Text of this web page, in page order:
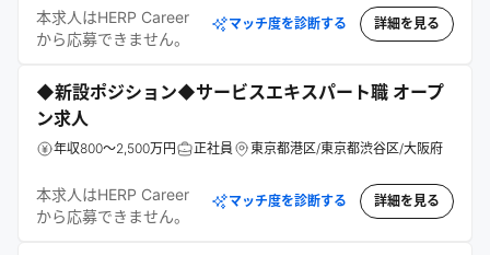
本求人はHERP Career
から応募できません。
マッチ度を診断する 詳細を見る
◆新設ポジション◆サービスエキスパート職 オープ
ン求人
年収800～2,500万円 正社員 東京都港区/東京都渋谷区/大阪府
本求人はHERP Career
から応募できません。
マッチ度を診断する 詳細を見る